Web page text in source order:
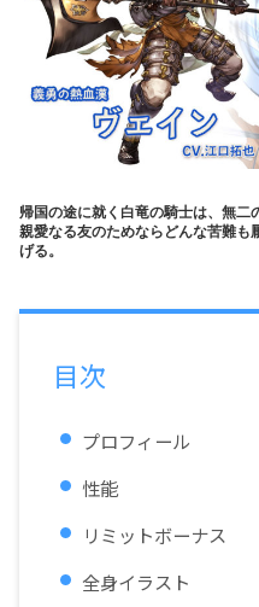
帰国の途に就く白竜の騎士は、無二
親愛なる友のためならどんな苦難も
げる。
目次
プロフィール
性能
リミットボーナス
全身イラスト